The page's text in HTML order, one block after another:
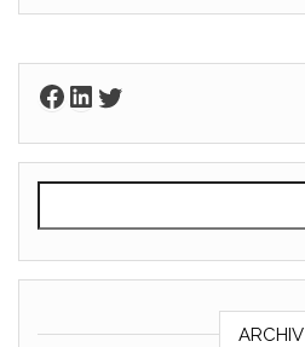
Facebook
LinkedIn
Twitter
ARCHIV